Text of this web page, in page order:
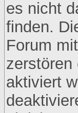
es nicht
finden.
Forum
zerstören
aktiviert